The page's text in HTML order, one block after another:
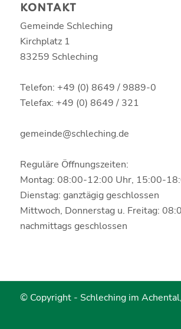
KONTAKT
Gemeinde Schleching
Kirchplatz 1
83259 Schleching
Telefon: +49 (0) 8649 / 9889-0
Telefax: +49 (0) 8649 / 321
gemeinde@schleching.de
Reguläre Öffnungszeiten:
Montag: 08:00-12:00 Uhr, 15:00-
Dienstag: ganztägig geschlossen
Mittwoch, Donnerstag u. Freitag:
nachmittags geschlossen
© Copyright - Schleching im